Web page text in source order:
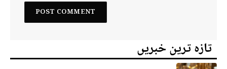
تازہ ترین خبریں